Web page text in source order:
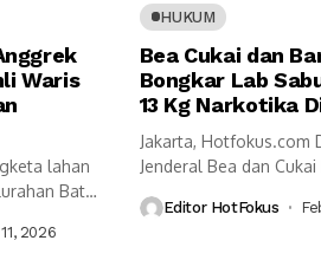
Waris
lahan
Batu
2026
HUKUM
Bea Cukai dan
Bongkar Lab
13 Kg Narkotika
Jakarta, Hotfokus.com
Jenderal Bea dan
Editor HotFokus